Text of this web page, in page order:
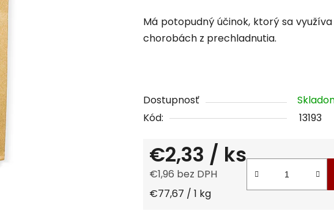
je
0,0
Má potopudný účinok, ktorý sa
chorobách z prechladnutia.
Dostupnosť
Kód:
13193
€2,33 / ks
€1,96 bez DPH
Jednotková cena:
€77,67 / 1 kg